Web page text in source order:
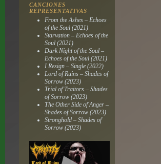
CANCIONES
REPRESENTATIVAS
From the Ashes – Echoes
of the Soul (2021)
Starvation – Echoes of the
Soul (2021)
Dark Night of the Soul –
Echoes of the Soul (2021)
I Resign – Single (2022)
Lord of Ruins – Shades of
Sorrow (2023)
Trial of Traitors – Shades
of Sorrow (2023)
The Other Side of Anger –
Shades of Sorrow (2023)
Stronghold – Shades of
Sorrow (2023)